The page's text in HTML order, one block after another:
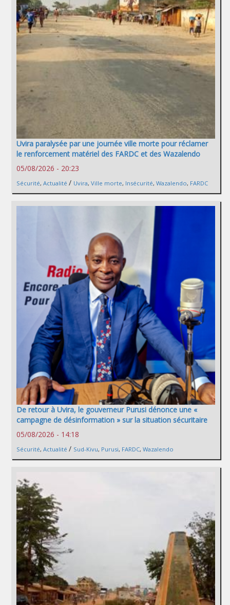
Uvira paralysée par une journée ville morte pour réclamer
le renforcement matériel des FARDC et des Wazalendo
05/08/2026 - 20:23
Sécurité, Actualité / Uvira, Ville morte, Insécurité, Wazalendo, FARDC
De retour à Uvira, le gouverneur Purusi dénonce une «
campagne de désinformation » sur la situation sécuritaire
05/08/2026 - 14:18
Sécurité, Actualité / Sud-Kivu, Purusi, FARDC, Wazalendo